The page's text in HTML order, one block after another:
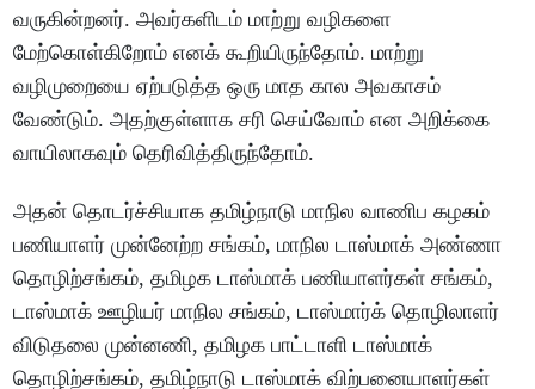
வருகின்றனர். அவர்களிடம் மாற்று வழிகளை
மேற்கொள்கிறோம் எனக் கூறியிருந்தோம். மாற்று
வழிமுறையை ஏற்படுத்த ஒரு மாத கால அவகாசம்
வேண்டும். அதற்குள்ளாக சரி செய்வோம் என அறிக்கை
வாயிலாகவும் தெரிவித்திருந்தோம்.
அதன் தொடர்ச்சியாக தமிழ்நாடு மாநில வாணிப கழகம்
பணியாளர் முன்னேற்ற சங்கம், மாநில டாஸ்மாக் அண்ணா
தொழிற்சங்கம், தமிழக டாஸ்மாக் பணியாளர்கள் சங்கம்,
டாஸ்மாக் ஊழியர் மாநில சங்கம், டாஸ்மார்க் தொழிலாளர்
விடுதலை முன்னணி, தமிழக பாட்டாளி டாஸ்மாக்
தொழிற்சங்கம், தமிழ்நாடு டாஸ்மாக் விற்பனையாளர்கள்